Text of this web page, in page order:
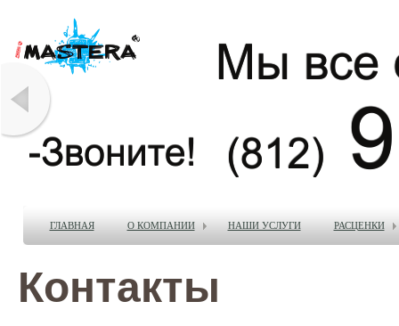
ГЛАВНАЯ О КОМПАНИИ НАШИ УСЛУГИ РАСЦЕНКИ
Контакты